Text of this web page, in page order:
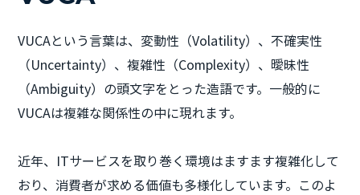
VUCAという言葉は、変動性（Volatility）、不確実性
（Uncertainty）、複雑性（Complexity）、曖昧性
（Ambiguity）の頭文字をとった造語です。一般的に
VUCAは複雑な関係性の中に現れます。
近年、ITサービスを取り巻く環境はますます複雑化して
おり、消費者が求める価値も多様化しています。このよ